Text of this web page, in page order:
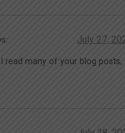
July 27,
read many of your blog posts,